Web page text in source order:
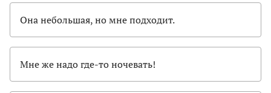
Она небольшая, но мне подходит.
Мне же надо где-то ночевать!